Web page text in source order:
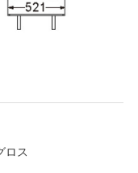
ロス